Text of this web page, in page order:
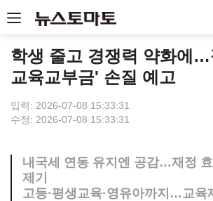
학생 줄고 경쟁력 약화에
교육교부금' 손질 예고
입력: 2026-07-08 15:33:31
수정: 2026-07-08 15:33:31
내국세 연동 유지엔 공감…재정
제기
고등·평생교육·영유아까지…교육